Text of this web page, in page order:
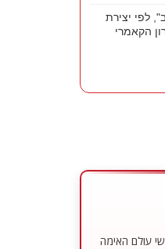
לפי יצירת
הקאמרי
עולם האימה